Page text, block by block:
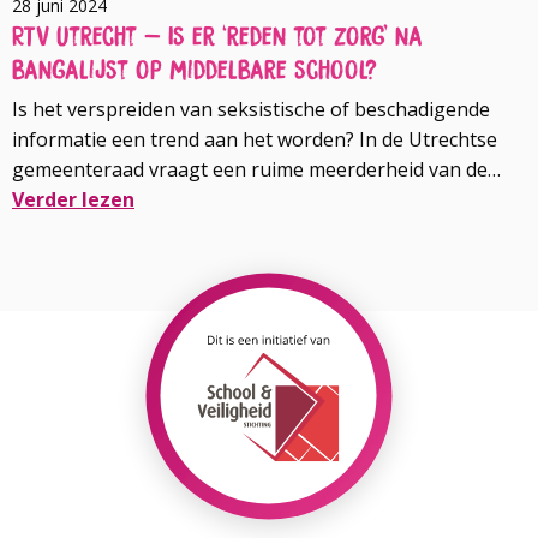
28 juni 2024
RTV Utrecht – Is er ‘reden tot zorg’ na
bangalijst op middelbare school?
Is het verspreiden van seksistische of beschadigende
informatie een trend aan het worden? In de Utrechtse
gemeenteraad vraagt een ruime meerderheid van de
partijen zich dat af na het nieuws over een bangalijst op
gevraagd hierop in grote lijnen een paar antwoorden te
geven. Je vindt het artikel hieronder.
Verder lezen